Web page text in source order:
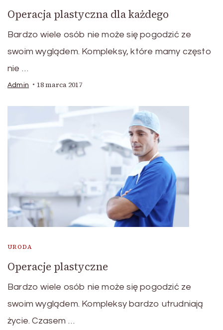
Operacja plastyczna dla każdego
Bardzo wiele osób nie może się pogodzić ze
swoim wyglądem. Kompleksy, które mamy często
nie …
Admin 18 marca 2017
URODA
Operacje plastyczne
Bardzo wiele osób nie może się pogodzić ze
swoim wyglądem. Kompleksy bardzo utrudniają
życie. Czasem …